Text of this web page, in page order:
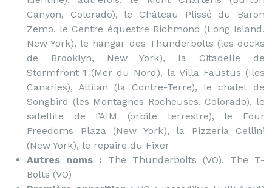
Canyon, Colorado), le Château Plissé du Baron
Zemo, le Centre équestre Richmond (Long Island,
New York), le hangar des Thunderbolts (les docks
de Brooklyn, New York), la Citadelle de
Stormfront-1 (Mer du Nord), la Villa Faustus (Iles
Canaries), Attilan (la Contre-Terre), le chalet de
Songbird (les Montagnes Rocheuses, Colorado), le
satellite de l’AIM (orbite terrestre), le Four
Freedoms Plaza (New York), la Pizzeria Cellini
(New York), le repaire du Fixer
Autres noms : The Thunderbolts (VO), The T-
Bolts (VO)